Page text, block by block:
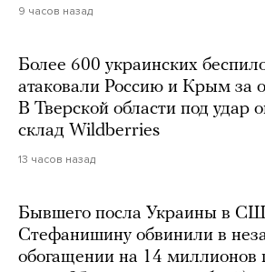
9 часов назад
Более 600 украинских
атаковали Россию и Крым за
В Тверской области под удар
склад Wildberries
13 часов назад
Бывшего посла Украины в
Стефанишину обвинили в
обогащении на 14 миллионов